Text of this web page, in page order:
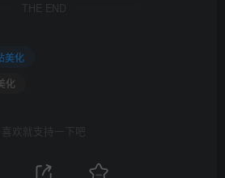
THE END
美化
化
喜欢就支持一下吧